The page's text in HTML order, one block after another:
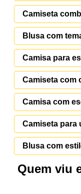
Camiseta
Blusa com
Camisa para
Camiseta com
Camisa com
Camiseta para
Blusa com
Quem viu